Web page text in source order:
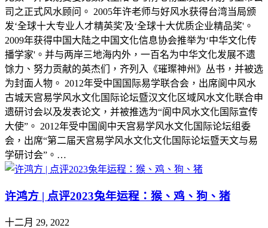
司之正式风水顾问。 2005年许老师与好风水获得台湾当局颁
发‘全球十大专业人才精英奖'及‘全球十大优质企业精品奖'。
2009年获得中国大陆之中国文化信息协会推举为‘中华文化传
播学家'。并与两岸三地海内外，一百名为中华文化发展不遗
馀力、努力贡献的英杰们，齐列入《璀璨神州》丛书，并被选
为封面人物。 2012年受中国国际易学联合会，出席阆中风水
古城天宫易学风水文化国际论坛暨汉文化区域风水文化联合申
遗研讨会以及发表论文，并被推选为“阆中风水文化国际宣传
大使”。 2012年受中国阆中天宫易学风水文化国际论坛组委
会，出席“第二届天宫易学风水文化文化国际论坛暨天文与易
学研讨会”。…
许鸿方 | 点评2023兔年运程：猴、鸡、狗、猪
十二月 29, 2022